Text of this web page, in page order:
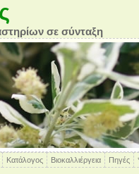
σε σύνταξη
Κατάλογος Βιοκαλλιέργεια Πηγές